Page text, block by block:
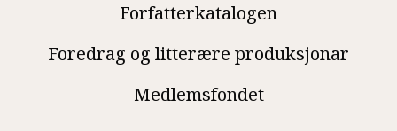
Forfatterkatalogen
Foredrag og litterære produksjonar
Medlemsfondet